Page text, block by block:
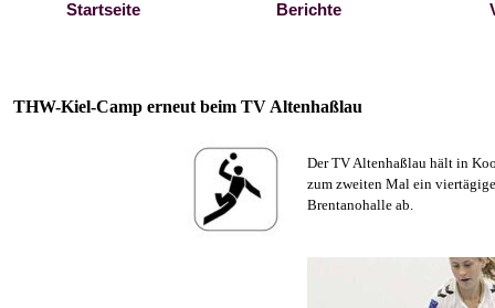
Startseite Berichte
THW-Kiel-Camp erneut beim TV Altenhaßlau
Der TV Altenhaßlau hält in
zum zweiten Mal ein
Brentanohalle ab.